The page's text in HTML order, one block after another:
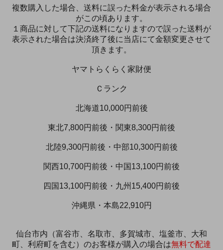
複数購入した場合、送料に誤った料金が表示される場合
がこの頃あります。
１商品に対して下記の送料になりますので誤った送料が
表示された場合は決済終了後に当店にて金額変更させて
頂きます。
ヤマトらくらく家財便
Ｃランク
北海道10,000円前後
東北7,800円前後・関東8,300円前後
北陸9,300円前後・中部10,300円前後
関西10,700円前後・中国13,100円前後
四国13,100円前後・九州15,400円前後
沖縄県・本島22,910円
仙台市内（富谷市、名取市、多賀城市、塩釜市、大和
町、利府町を含む）のお客様が購入の場合は無料で配達